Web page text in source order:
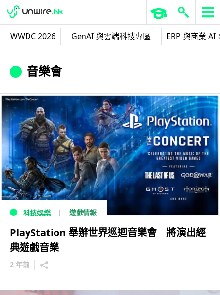
WWDC 2026 GenAI 與雲端科技專區 ERP 與商業 AI
音樂會
科技娛樂 遊戲情報
PlayStation 舉辦世界巡迴音樂會 將演出經
典遊戲音樂
2 年前